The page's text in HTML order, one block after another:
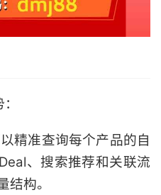
精准查询每个产品的自
、搜索推荐和关联流
结构。